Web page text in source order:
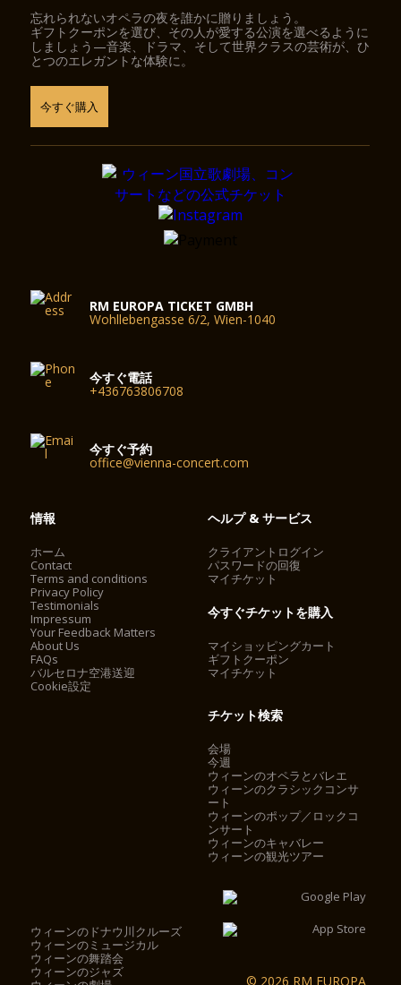
忘れられないオペラの夜を誰かに贈りましょう。
ギフトクーポンを選び、その人が愛する公演を選べるように
しましょう—音楽、ドラマ、そして世界クラスの芸術が、ひ
とつのエレガントな体験に。
今すぐ購入
RM EUROPA TICKET GMBH
Wohllebengasse 6/2, Wien-1040
今すぐ電話
+436763806708
今すぐ予約
office@vienna-concert.com
情報
ホーム
Contact
Terms and conditions
Privacy Policy
Testimonials
Impressum
Your Feedback Matters
About Us
FAQs
バルセロナ空港送迎
Cookie設定
ヘルプ & サービス
クライアントログイン
パスワードの回復
マイチケット
今すぐチケットを購入
マイショッピングカート
ギフトクーポン
マイチケット
チケット検索
会場
今週
ウィーンのオペラとバレエ
ウィーンのクラシックコンサ
ート
ウィーンのポップ／ロックコ
ンサート
ウィーンのキャバレー
ウィーンの観光ツアー
ウィーンのドナウ川クルーズ
ウィーンのミュージカル
ウィーンの舞踏会
ウィーンのジャズ
© 2026 RM EUROPA